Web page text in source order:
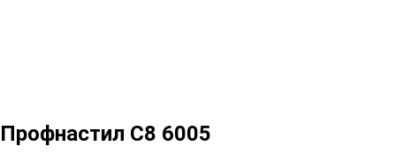
Профнастил С8 6005